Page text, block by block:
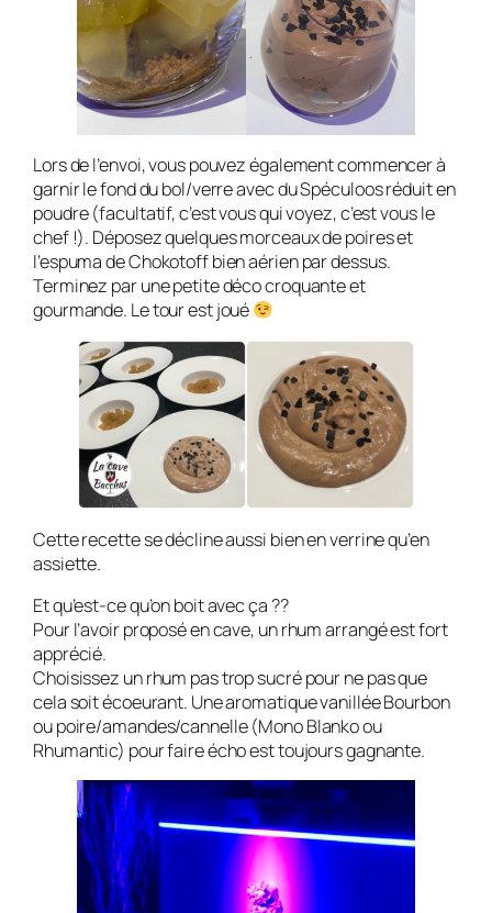
Lors de l’envoi, vous pouvez également commencer à
garnir le fond du bol/verre avec du Spéculoos réduit en
poudre (facultatif, c’est vous qui voyez, c’est vous le
chef !). Déposez quelques morceaux de poires et
l’espuma de Chokotoff bien aérien par dessus.
Terminez par une petite déco croquante et
gourmande. Le tour est joué
Cette recette se décline aussi bien en verrine qu’en
assiette.
Et qu’est-ce qu’on boit avec ça ??
Pour l’avoir proposé en cave, un rhum arrangé est fort
apprécié.
Choisissez un rhum pas trop sucré pour ne pas que
cela soit écoeurant. Une aromatique vanillée Bourbon
ou poire/amandes/cannelle (Mono Blanko ou
Rhumantic) pour faire écho est toujours gagnante.